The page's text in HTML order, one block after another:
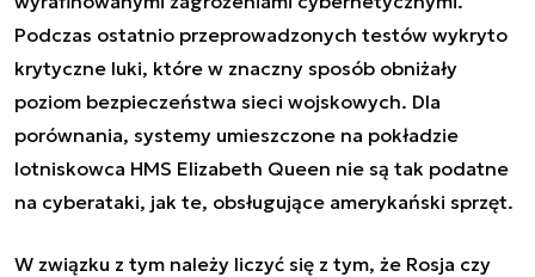
Podczas ostatnio przeprowadzonych testów wykryto
krytyczne luki, które w znaczny sposób obniżały
poziom bezpieczeństwa sieci wojskowych. Dla
porównania, systemy umieszczone na pokładzie
lotniskowca HMS Elizabeth Queen nie są tak podatne
na cyberataki, jak te, obsługujące amerykański sprzęt.
W związku z tym należy liczyć się z tym, że Rosja czy